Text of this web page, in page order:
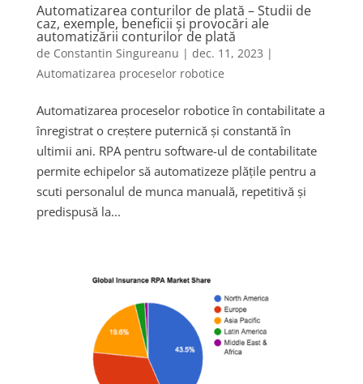
Automatizarea conturilor de plată – Studii de
caz, exemple, beneficii și provocări ale
automatizării conturilor de plată
de Constantin Singureanu | dec. 11, 2023 |
Automatizarea proceselor robotice
Automatizarea proceselor robotice în contabilitate a
înregistrat o creștere puternică și constantă în
ultimii ani. RPA pentru software-ul de contabilitate
permite echipelor să automatizeze plățile pentru a
scuti personalul de munca manuală, repetitivă și
predispusă la...